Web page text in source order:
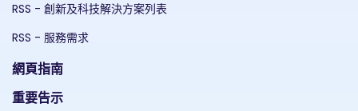
RSS - 創新及科技解決方案列表
RSS - 服務需求
網頁指南
重要告示